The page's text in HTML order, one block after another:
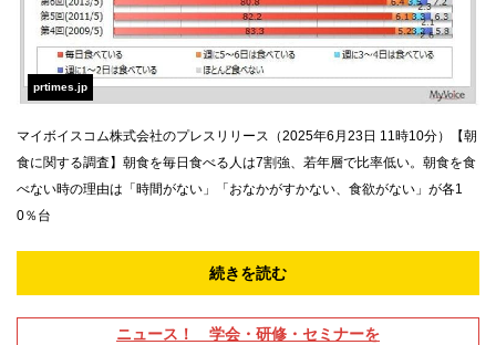
prtimes.jp
マイボイスコム株式会社のプレスリリース（2025年6月23日 11時10分）【朝
食に関する調査】朝食を毎日食べる人は7割強、若年層で比率低い。朝食を食
べない時の理由は「時間がない」「おなかがすかない、食欲がない」が各1
0％台
続きを読む
ニュース！ 学会・研修・セミナーを